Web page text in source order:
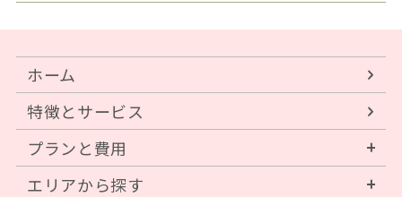
ホーム
特徴とサービス
プランと費用
エリアから探す